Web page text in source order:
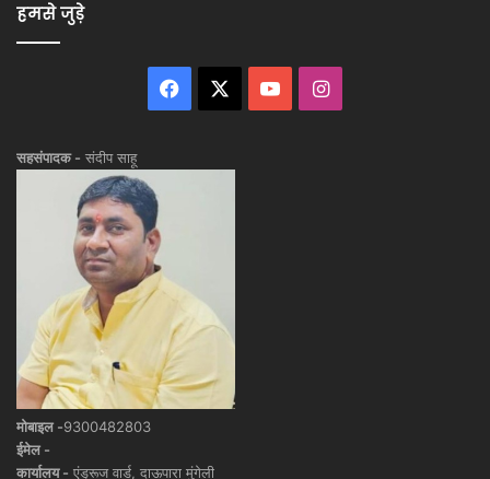
हमसे जुड़े
Facebook YouTubeInstagram
सहसंपादक - संदीप साहू
मोबाइल -9300482803
ईमेल -
कार्यालय - एंड्रूज वार्ड, दाऊपारा मुंगेली